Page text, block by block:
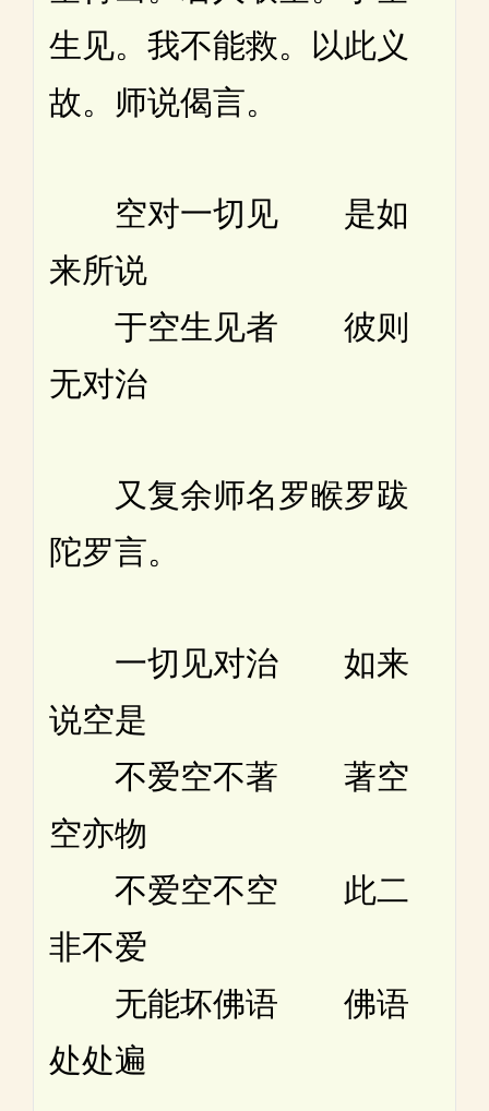
生见。我不能救。以此义
故。师说偈言。
空对一切见 是如
来所说
于空生见者 彼则
无对治
又复余师名罗睺罗跋
陀罗言。
一切见对治 如来
说空是
不爱空不著 著空
空亦物
不爱空不空 此二
非不爱
无能坏佛语 佛语
处处遍